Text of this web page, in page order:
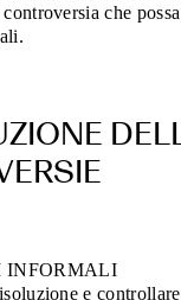
che
INFORMALI
e